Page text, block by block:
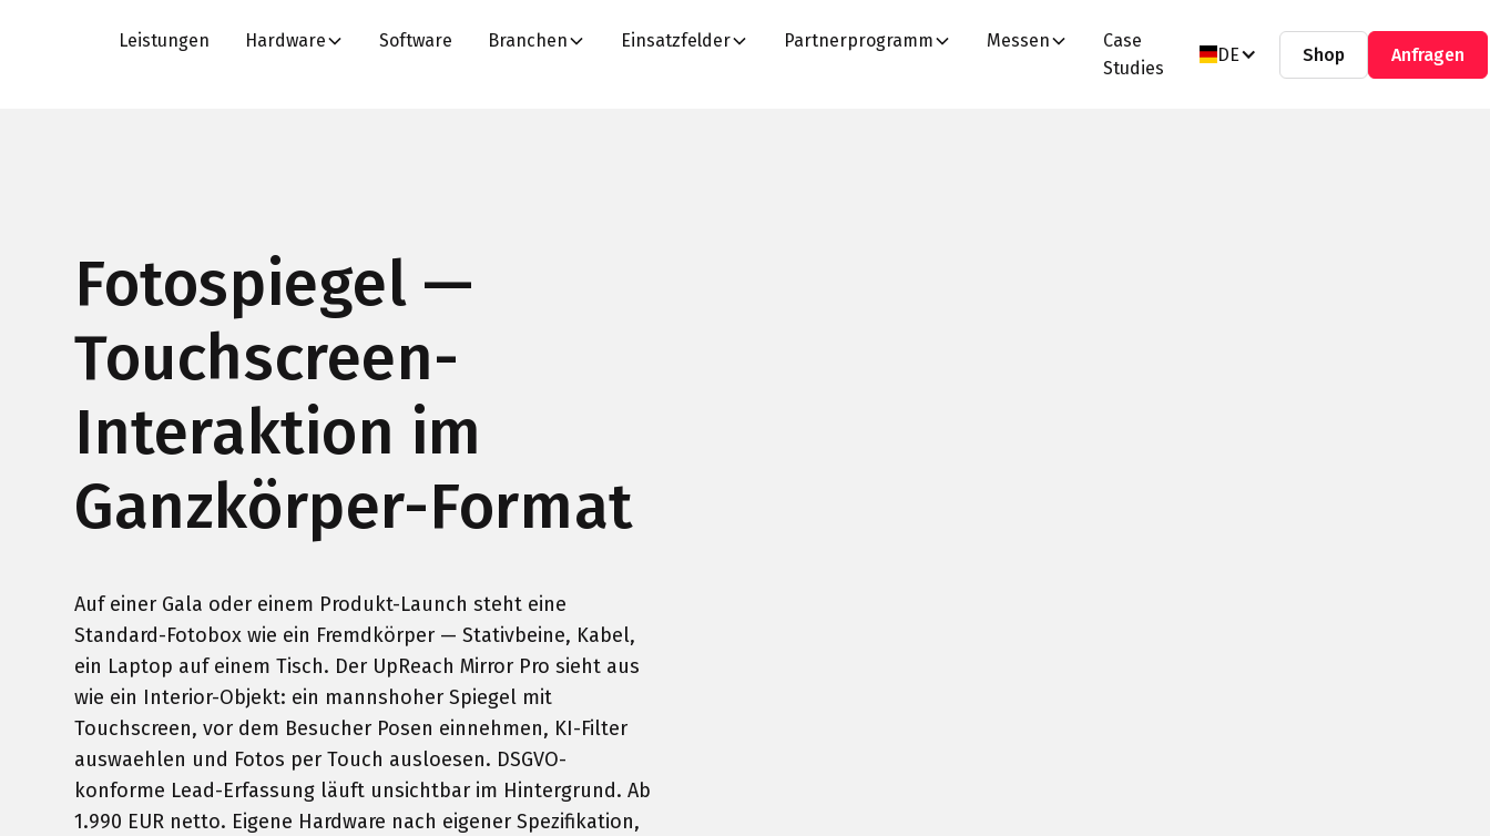
Leistungen Hardware Software Branchen Einsatzfelder Partnerprogramm Messen
Case
Studies
DE Shop Anfragen
Fotospiegel —
Touchscreen-
Interaktion im
Ganzkörper-Format
Auf einer Gala oder einem Produkt-Launch steht eine
Standard-Fotobox wie ein Fremdkörper — Stativbeine, Kabel,
ein Laptop auf einem Tisch. Der UpReach Mirror Pro sieht aus
wie ein Interior-Objekt: ein mannshoher Spiegel mit
Touchscreen, vor dem Besucher Posen einnehmen, KI-Filter
auswaehlen und Fotos per Touch ausloesen. DSGVO-
konforme Lead-Erfassung läuft unsichtbar im Hintergrund. Ab
1.990 EUR netto. Eigene Hardware nach eigener Spezifikation,